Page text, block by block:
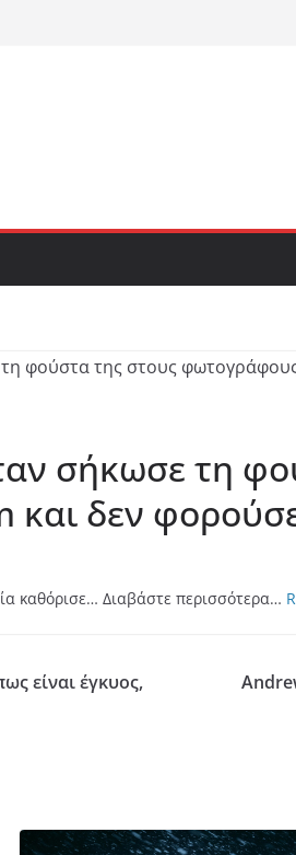
σήκωσε τη
και δεν
καθόρισε… Διαβάστε περισσότερα…
είναι έγκυος,